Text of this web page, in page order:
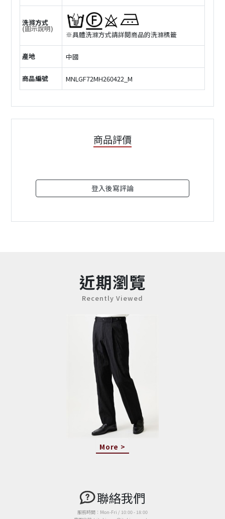
洗滌方式
(圖示說明)
※具體洗滌方式請詳閲商品的洗滌標籤
產地 中國
商品編號 MNLGF72MH260422_M
商品評價
登入後寫評論
近期瀏覽
Recently Viewed
More >
聯絡我們
服務時間：Mon-Fri / 10:00 - 18:00